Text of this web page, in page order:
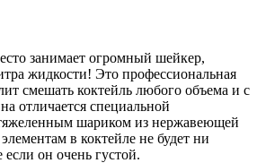
занимает огромный шейкер,
жидкости! Это профессиональная
смешать коктейль любого объема и с
отличается специальной
шариком из нержавеющей
в коктейле не будет ни
он очень густой.